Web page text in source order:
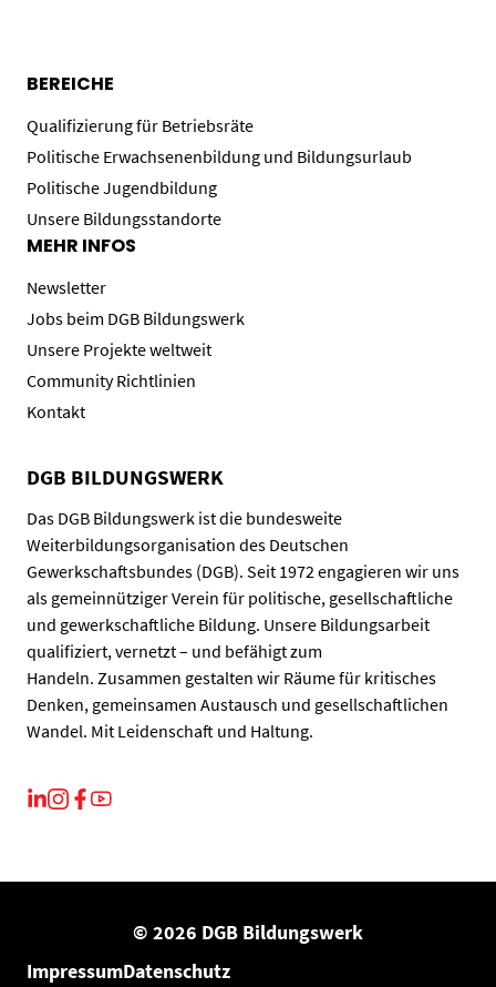
DGB BILDUNGSWERK
Das DGB Bildungswerk ist die bundesweite
Weiterbildungsorganisation des Deutschen
Gewerkschaftsbundes (DGB). Seit 1972 engagieren wir uns
als gemeinnütziger Verein für politische, gesellschaftliche
und gewerkschaftliche Bildung. Unsere Bildungsarbeit
qualifiziert, vernetzt – und befähigt zum
Handeln. Zusammen gestalten wir Räume für kritisches
Denken, gemeinsamen Austausch und gesellschaftlichen
Wandel. Mit Leidenschaft und Haltung.
BEREICHE
Qualifizierung für Betriebsräte
Politische Erwachsenenbildung und Bildungsurlaub
Politische Jugendbildung
Unsere Bildungsstandorte
MEHR INFOS
Newsletter
Jobs beim DGB Bildungswerk
Unsere Projekte weltweit
Community Richtlinien
Kontakt
© 2026 DGB Bildungswerk
ImpressumDatenschutz